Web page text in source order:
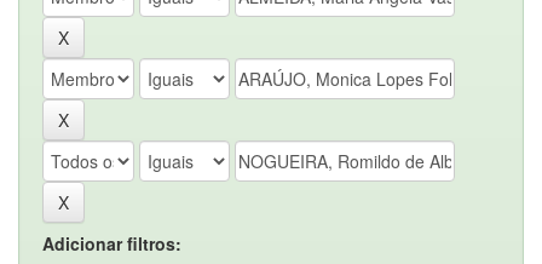
Adicionar filtros: